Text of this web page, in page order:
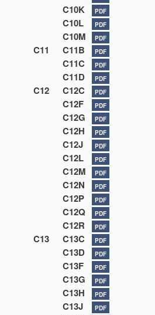
C10K PDF
C10L PDF
C10M PDF
C11 C11B PDF
C11C PDF
C11D PDF
C12 C12C PDF
C12F PDF
C12G PDF
C12H PDF
C12J PDF
C12L PDF
C12M PDF
C12N PDF
C12P PDF
C12Q PDF
C12R PDF
C13 C13C PDF
C13D PDF
C13F PDF
C13G PDF
C13H PDF
C13J PDF